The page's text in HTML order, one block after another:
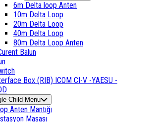
6m Delta loop Anten
10m Delta Loop
20m Delta Loop
40m Delta Loop
80m Delta Loop Anten
Balun
Box (RIB) ICOM CI-V -YAESU -
Child Menu
Anten Mantığı
Masası